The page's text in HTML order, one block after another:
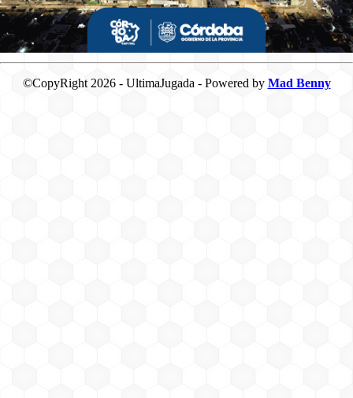
©CopyRight 2026 - UltimaJugada - Powered by Mad Benny